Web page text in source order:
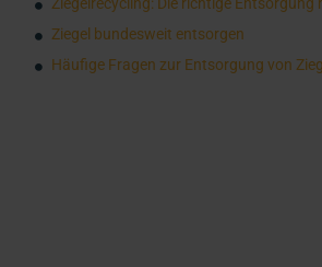
Ziegelrecycling: Die richtige Entsorgung
Ziegel bundesweit entsorgen
Häufige Fragen zur Entsorgung von